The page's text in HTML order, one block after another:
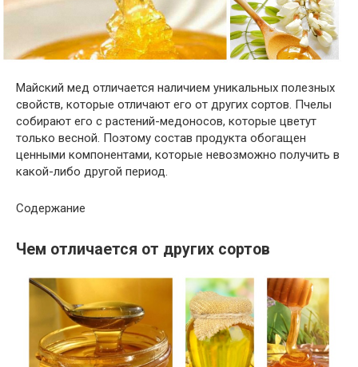
Майский мед отличается наличием уникальных полезных
свойств, которые отличают его от других сортов. Пчелы
собирают его с растений-медоносов, которые цветут
только весной. Поэтому состав продукта обогащен
ценными компонентами, которые невозможно получить в
какой-либо другой период.
Содержание
Чем отличается от других сортов